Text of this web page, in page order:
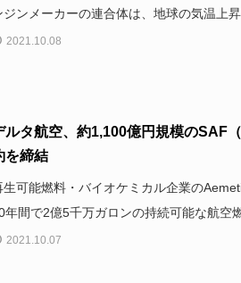
ジンメーカーの連合体は、地球の気温上昇
2021.10.08
ルタ航空、約1,100億円規模のSAF
を締結
生可能燃料・バイオケミカル企業の
年間で2億5千万ガロンの持続可能な航空
2021.10.07